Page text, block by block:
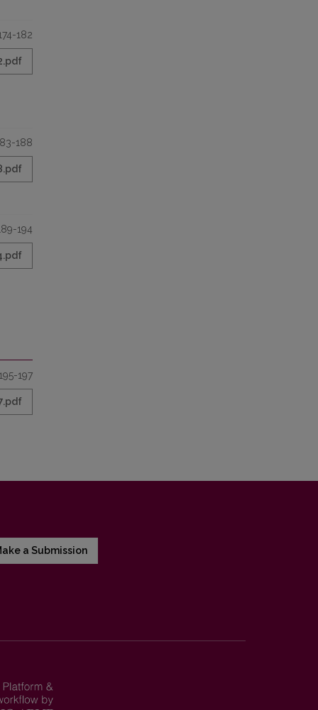
182
188
194
195-197
a Submission